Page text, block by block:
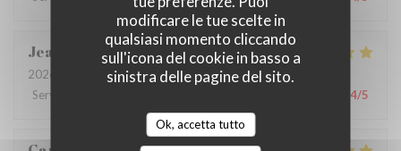
modificare le tue scelte in
qualsiasi momento cliccando
sull'icona del cookie in basso a
sinistra delle pagine del sito.
Ok, accetta tutto
Jean-Claude M
2026-06-25
- 12:30 - Ospiti 2
Servizio
4/5